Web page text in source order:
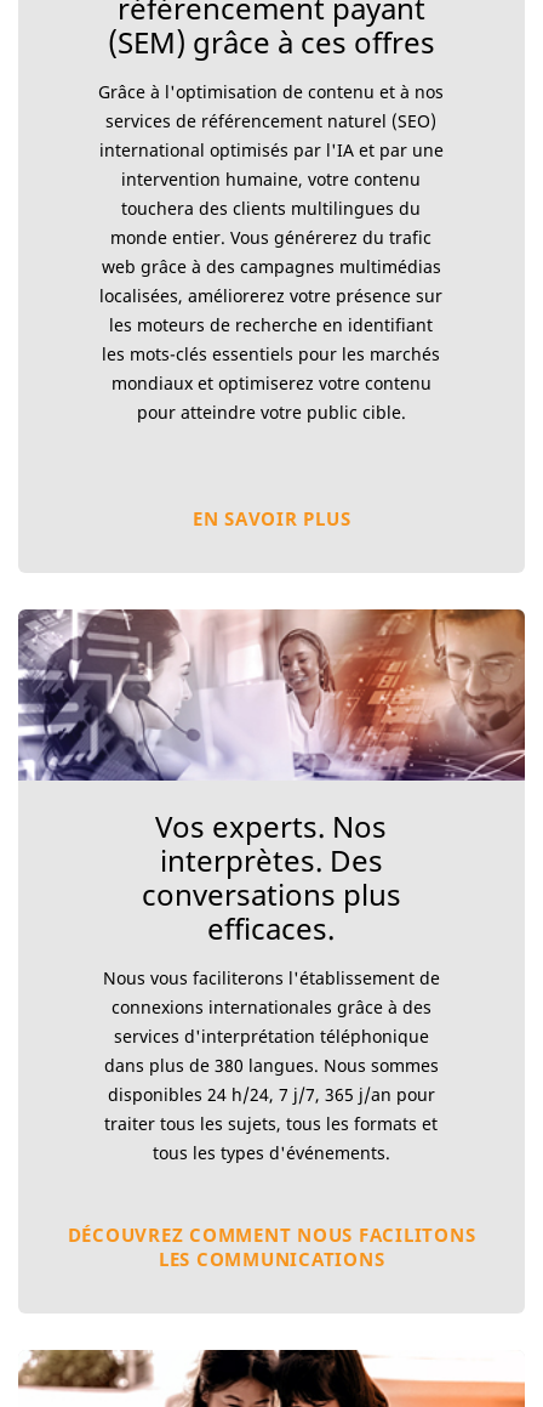
(SEM) grâce à ces offres
Grâce à l'optimisation de contenu et à nos
services de référencement naturel (SEO)
international optimisés par l'IA et par une
intervention humaine, votre contenu
touchera des clients multilingues du
monde entier. Vous générerez du trafic
web grâce à des campagnes multimédias
localisées, améliorerez votre présence sur
les moteurs de recherche en identifiant
les mots-clés essentiels pour les marchés
mondiaux et optimiserez votre contenu
pour atteindre votre public cible.
EN SAVOIR PLUS
Vos experts. Nos
interprètes. Des
conversations plus
efficaces.
Nous vous faciliterons l'établissement de
connexions internationales grâce à des
services d'interprétation téléphonique
dans plus de 380 langues. Nous sommes
disponibles 24 h/24, 7 j/7, 365 j/an pour
traiter tous les sujets, tous les formats et
tous les types d'événements.
DÉCOUVREZ COMMENT NOUS FACILITONS
LES COMMUNICATIONS